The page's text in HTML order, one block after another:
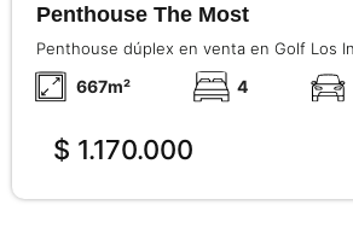
Penthouse The Most
Penthouse dúplex en venta en Golf Los
Most, 690 m², vista al golf, amplia terraza,
dormitorios y áreas comunes excelentes.
667m² 4
$ 1.170.000